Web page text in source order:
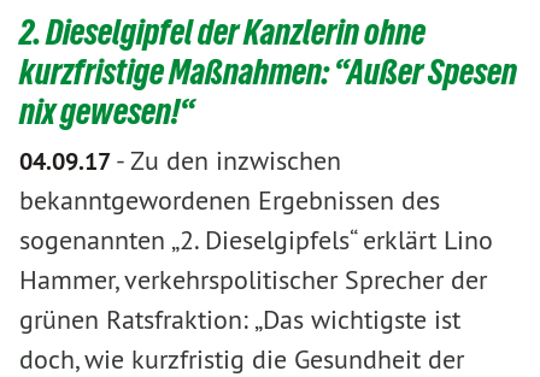
2. Dieselgipfel der Kanzlerin ohne
kurzfristige Maßnahmen: “Außer Spesen
nix gewesen!“
04.09.17-Zu den inzwischen
bekanntgewordenen Ergebnissen des
sogenannten „2. Dieselgipfels“ erklärt Lino
Hammer, verkehrspolitischer Sprecher der
grünen Ratsfraktion: „Das wichtigste ist
doch, wie kurzfristig die Gesundheit der